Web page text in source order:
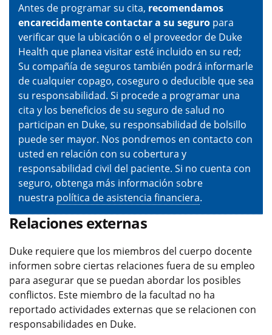
Antes de programar su cita, recomendamos
encarecidamente contactar a su seguro para
verificar que la ubicación o el proveedor de Duke
Health que planea visitar esté incluido en su red;
Su compañía de seguros también podrá informarle
de cualquier copago, coseguro o deducible que sea
su responsabilidad. Si procede a programar una
cita y los beneficios de su seguro de salud no
participan en Duke, su responsabilidad de bolsillo
puede ser mayor. Nos pondremos en contacto con
usted en relación con su cobertura y
responsabilidad civil del paciente. Si no cuenta con
seguro, obtenga más información sobre
nuestra política de asistencia financiera.
Relaciones externas
Duke requiere que los miembros del cuerpo docente
informen sobre ciertas relaciones fuera de su empleo
para asegurar que se puedan abordar los posibles
conflictos. Este miembro de la facultad no ha
reportado actividades externas que se relacionen con
responsabilidades en Duke.